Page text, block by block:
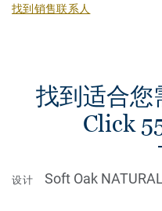
找到销售联系人
找到适合
Click
设计 Soft Oak NATURAL